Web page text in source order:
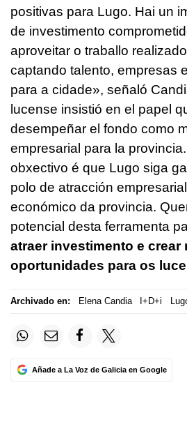
positivas para Lugo. Hai un
de investimento
aproveitar o traballo
captando talento, empresas
para a cidade», señaló
lucense insistió en el papel
desempeñar el fondo como
empresarial para la
obxectivo é que Lugo siga
polo de atracción
económico da provincia.
potencial desta ferramenta
atraer investimento e crear
oportunidades para os
Archivado en: Elena Candia I+D+i
Añade a La Voz de Galicia en Google